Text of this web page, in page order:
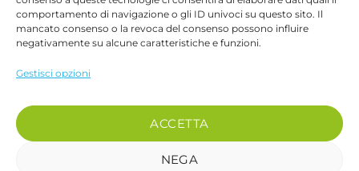
comportamento di navigazione o gli ID univoci su questo sito. Il
mancato consenso o la revoca del consenso possono influire
negativamente su alcune caratteristiche e funzioni.
Gestisci opzioni
ACCETTA
NEGA
Alternative:
Visa
Delivery
Copyright 2026 ©Bob Gardens by BS COM SRL
Via B. Cellini 7, 36061, Bassano del Grappa VI
P.IVA e CF: 04486540240
REA: VI-407698 - Cap. soc. € 10.000,00 i.v.